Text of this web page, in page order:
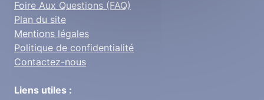
Foire Aux Questions (FAQ)
Plan du site
Mentions légales
Politique de confidentialité
Contactez-nous
Liens utiles :